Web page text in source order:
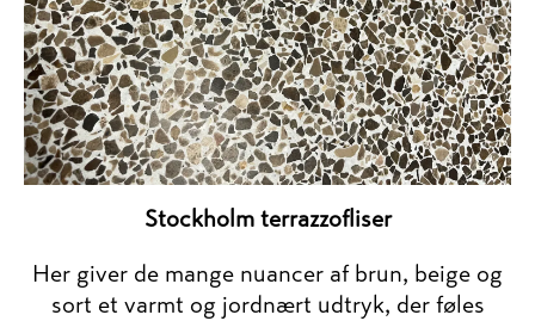
Stockholm terrazzofliser
Her giver de mange nuancer af brun, beige og
sort et varmt og jordnært udtryk, der føles